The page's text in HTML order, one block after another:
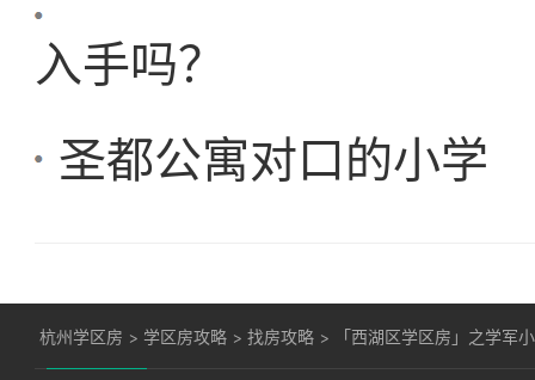
入手吗？
圣都公寓对口的小学
杭州学区房 > 学区房攻略 >找房攻略 > 「西湖区学区房」之学军